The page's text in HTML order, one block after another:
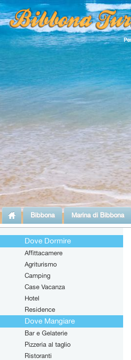
Bibbona Marina di Bibbona
Dove Dormire
Affittacamere
Agriturismo
Camping
Case Vacanza
Hotel
Residence
Dove Mangiare
Bar e Gelaterie
Pizzeria al taglio
Ristoranti